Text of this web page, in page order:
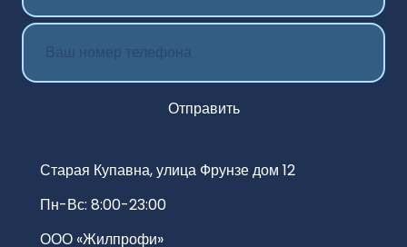
Старая Купавна, улица Фрунзе дом 12
Пн-Вс: 8:00-23:00
ООО «Жилпрофи»